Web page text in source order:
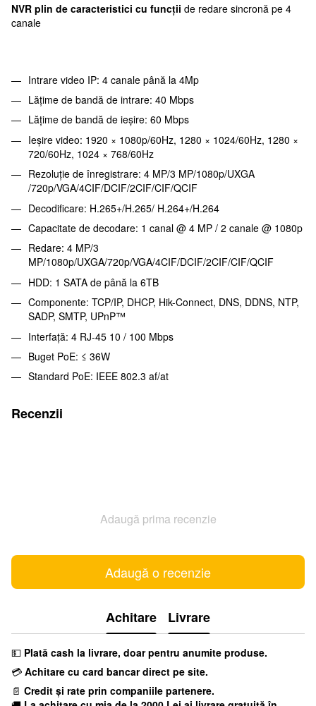
NVR plin de caracteristici cu funcții de redare sincronă pe 4
canale
Intrare video IP: 4 canale până la 4Mp
Lățime de bandă de intrare: 40 Mbps
Lățime de bandă de ieșire: 60 Mbps
Ieșire video: 1920 × 1080p/60Hz, 1280 × 1024/60Hz, 1280 ×
720/60Hz, 1024 × 768/60Hz
Rezoluție de înregistrare: 4 MP/3 MP/1080p/UXGA
/720p/VGA/4CIF/DCIF/2CIF/CIF/QCIF
Decodificare: H.265+/H.265/ H.264+/H.264
Capacitate de decodare: 1 canal @ 4 MP / 2 canale @ 1080p
Redare: 4 MP/3
MP/1080p/UXGA/720p/VGA/4CIF/DCIF/2CIF/CIF/QCIF
HDD: 1 SATA de până la 6TB
Componente: TCP/IP, DHCP, Hik-Connect, DNS, DDNS, NTP,
SADP, SMTP, UPnP™
Interfață: 4 RJ-45 10 / 100 Mbps
Buget PoE: ≤ 36W
Standard PoE: IEEE 802.3 af/at
Recenzii
Adaugă prima recenzie
Adaugă o recenzie
Achitare Livrare
💵 Plată cash la livrare, doar pentru anumite produse.
💳 Achitare cu card bancar direct pe site.
📄 Credit și rate prin companiile partenere.